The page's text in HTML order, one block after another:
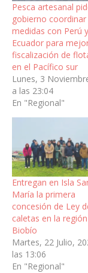
Pesca artesanal
gobierno coordinar
medidas con Perú y
Ecuador para
fiscalización de
en el Pacífico sur
Lunes, 3
a las 23:04
En "Regional"
Entregan en Isla
María la primera
concesión de Ley
caletas en la
Biobío
Martes, 22 Julio,
las 13:06
En "Regional"